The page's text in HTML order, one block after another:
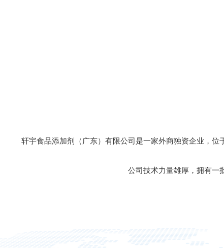
轩宇食品添加剂（广东）有限公司是一家外商独资企业，
公司技术力量雄厚，拥有一